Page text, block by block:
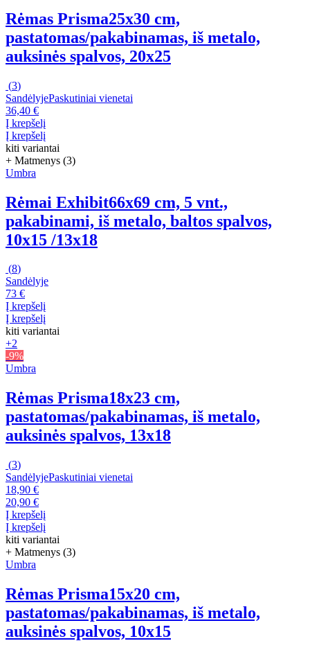
Rėmas Prisma25x30 cm,
pastatomas/pakabinamas, iš metalo,
auksinės spalvos, 20x25
(3)
SandėlyjePaskutiniai vienetai
36,40 €
Į krepšelį
Į krepšelį
kiti variantai
+ Matmenys (3)
Umbra
Rėmai Exhibit66x69 cm, 5 vnt.,
pakabinami, iš metalo, baltos spalvos,
10x15 /13x18
(8)
Sandėlyje
73 €
Į krepšelį
Į krepšelį
kiti variantai
+2
-9%
Umbra
Rėmas Prisma18x23 cm,
pastatomas/pakabinamas, iš metalo,
auksinės spalvos, 13x18
(3)
SandėlyjePaskutiniai vienetai
18,90 €
20,90 €
Į krepšelį
Į krepšelį
kiti variantai
+ Matmenys (3)
Umbra
Rėmas Prisma15x20 cm,
pastatomas/pakabinamas, iš metalo,
auksinės spalvos, 10x15